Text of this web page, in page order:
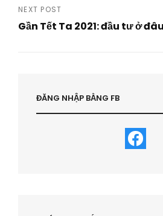
Post
NEXT POST
Gần Tết Ta 2021: đầu tư ở
ĐĂNG NHẬP BẰNG FB